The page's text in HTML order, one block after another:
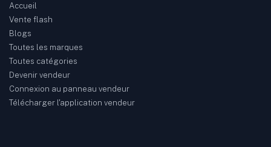
Accueil
Vente flash
Blogs
Toutes les marques
Toutes catégories
Devenir vendeur
Connexion au panneau vendeur
Télécharger l'application vendeur